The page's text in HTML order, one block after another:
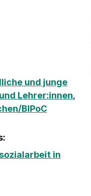
und junge
Lehrer:innen,
BIPoC
in